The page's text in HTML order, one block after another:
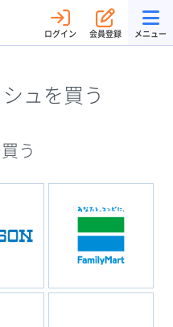
ログイン 会員登録 メニュー
ュを買う
う